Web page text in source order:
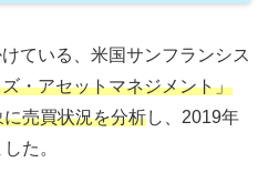
ている、米国サンフランシス
・アセットマネジメント」
売買状況を分析し、2019年
た。